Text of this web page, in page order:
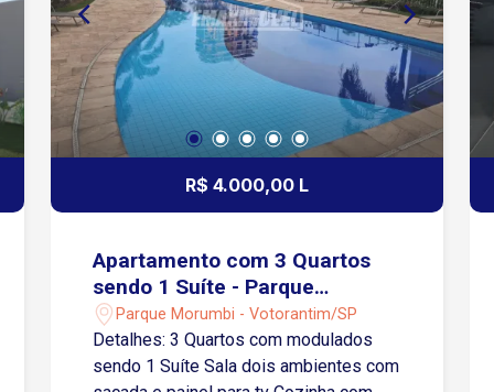
(autoatendimento) Elevador Portaria
monitorada Apartamento perfeito para
quem busca comodidade, segurança e
fácil acesso a tudo no dia a dia. Agende
sua visita!
R$ 4.000,00 L
Apartamento com 3 Quartos
sendo 1 Suíte - Parque
Morumbi - Votorantim/SP
Parque Morumbi - Votorantim/SP
Detalhes: 3 Quartos com modulados
sendo 1 Suíte Sala dois ambientes com